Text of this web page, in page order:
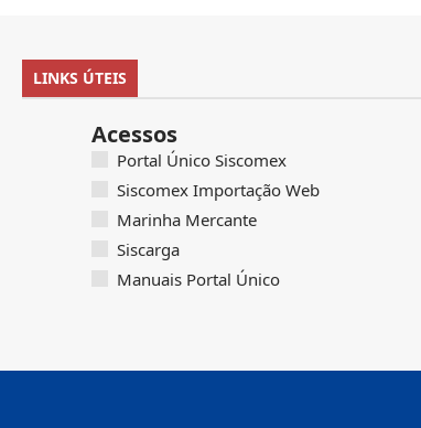
LINKS ÚTEIS
Acessos
Portal Único Siscomex
Siscomex Importação Web
Marinha Mercante
Siscarga
Manuais Portal Único